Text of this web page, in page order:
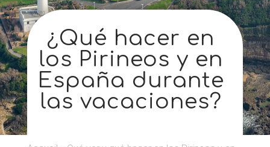
¿Qué hacer en
los Pirineos y en
España durante
las vacaciones?